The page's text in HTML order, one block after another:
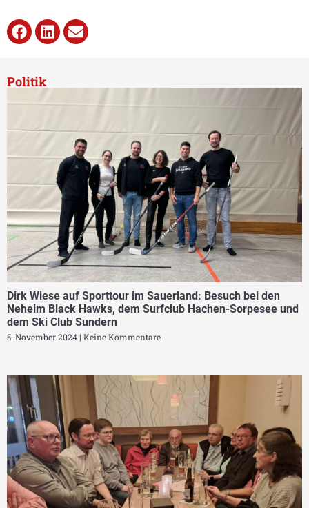
Politik
Dirk Wiese auf Sporttour im Sauerland: Besuch bei den
Neheim Black Hawks, dem Surfclub Hachen-Sorpesee und
dem Ski Club Sundern
5. November 2024 Keine Kommentare